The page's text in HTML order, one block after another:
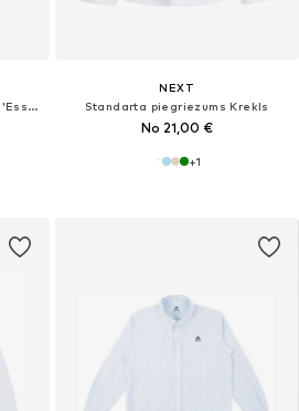
Standarta piegriezums Krekls 'Essential Regular Fit Button-down'
NEXT
Standarta piegriezums Krekls
No 21,00 €
+1